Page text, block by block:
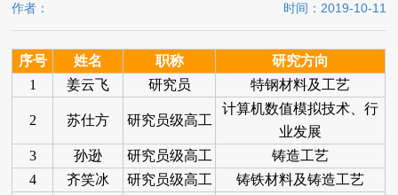
作者： 时间：2019-10-11
序号 姓名 职称
研究方向
1
姜云飞 研究员 特钢材料及工艺
2 苏仕方 研究员级高工
计算机数值模拟技术、行
业发展
3
孙逊 研究员级高工
铸造工艺
4
齐笑冰 研究员级高工 铸铁材料及铸造工艺